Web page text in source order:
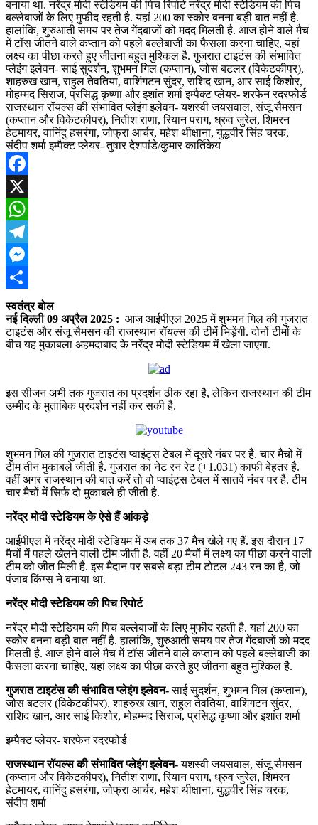
Facebook
X
WhatsApp
Telegram
Messenger
Share
स्वतंत्र बोल
नई दिल्ली 09 अप्रैल 2025 : आज आईपीएल 2025 में शुभमन गिल की गुजरात
टाइटंस और संजू सैमसन की राजस्थान रॉयल्स की टीमें भिड़ेंगी. दोनों टीमों के
बीच यह मुकाबला अहमदाबाद के नरेंद्र मोदी स्टेडियम में खेला जाएगा.
इस सीजन अभी तक गुजरात का प्रदर्शन ठीक रहा है, लेकिन राजस्थान की टीम
उम्मीद के मुताबिक प्रदर्शन नहीं कर सकी है.
शुभमन गिल की गुजरात टाइटंस प्वाइंट्स टेबल में दूसरे नंबर पर है. चार मैचों में
टीम तीन मुकाबले जीती है. गुजरात का नेट रन रेट (+1.031) काफी बेहतर है.
वहीं अगर राजस्थान की बात करें तो वो प्वाइंट्स टेबल में सातवें नंबर पर है. टीम
चार मैचों में सिर्फ दो मुकाबले ही जीती है.
नरेंद्र मोदी स्टेडियम के ऐसे हैं आंकड़े
आईपीएल में नरेंद्र मोदी स्टेडियम में अब तक 37 मैच खेले गए हैं. इस दौरान 17
मैचों में पहले खेलने वाली टीम जीती है. वहीं 20 मैचों में लक्ष्य का पीछा करने वाली
टीम को जीत मिली है. इस मैदान पर सबसे बड़ा टीम टोटल 243 रन का है, जो
पंजाब किंग्स ने बनाया था.
नरेंद्र मोदी स्टेडियम की पिच रिपोर्ट
नरेंद्र मोदी स्टेडियम की पिच बल्लेबाजों के लिए मुफीद रहती है. यहां 200 का
स्कोर बनना बड़ी बात नहीं है. हालांकि, शुरुआती समय पर तेज गेंदबाजों को मदद
मिलती है. आज होने वाले मैच में टॉस जीतने वाले कप्तान को पहले बल्लेबाजी का
फैसला करना चाहिए, यहां लक्ष्य का पीछा करते हुए जीतना बहुत मुश्किल है.
गुजरात टाइटंस की संभावित प्लेइंग इलेवन-साई सुदर्शन, शुभमन गिल (कप्तान),
जोस बटलर (विकेटकीपर), शाहरुख खान, राहुल तेवतिया, वाशिंगटन सुंदर,
राशिद खान, आर साई किशोर, मोहम्मद सिराज, प्रसिद्ध कृष्णा और इशांत शर्मा
इम्पैक्ट प्लेयर- शरफेन रदरफोर्ड
राजस्थान रॉयल्स की संभावित प्लेइंग इलेवन-यशस्वी जयसवाल, संजू सैमसन
(कप्तान और विकेटकीपर), नितीश राणा, रियान पराग, ध्रुव जुरेल, शिमरन
हेटमायर, वानिंदु हसरंगा, जोफ्रा आर्चर, महेश थीक्षाना, युद्धवीर सिंह चरक,
संदीप शर्मा